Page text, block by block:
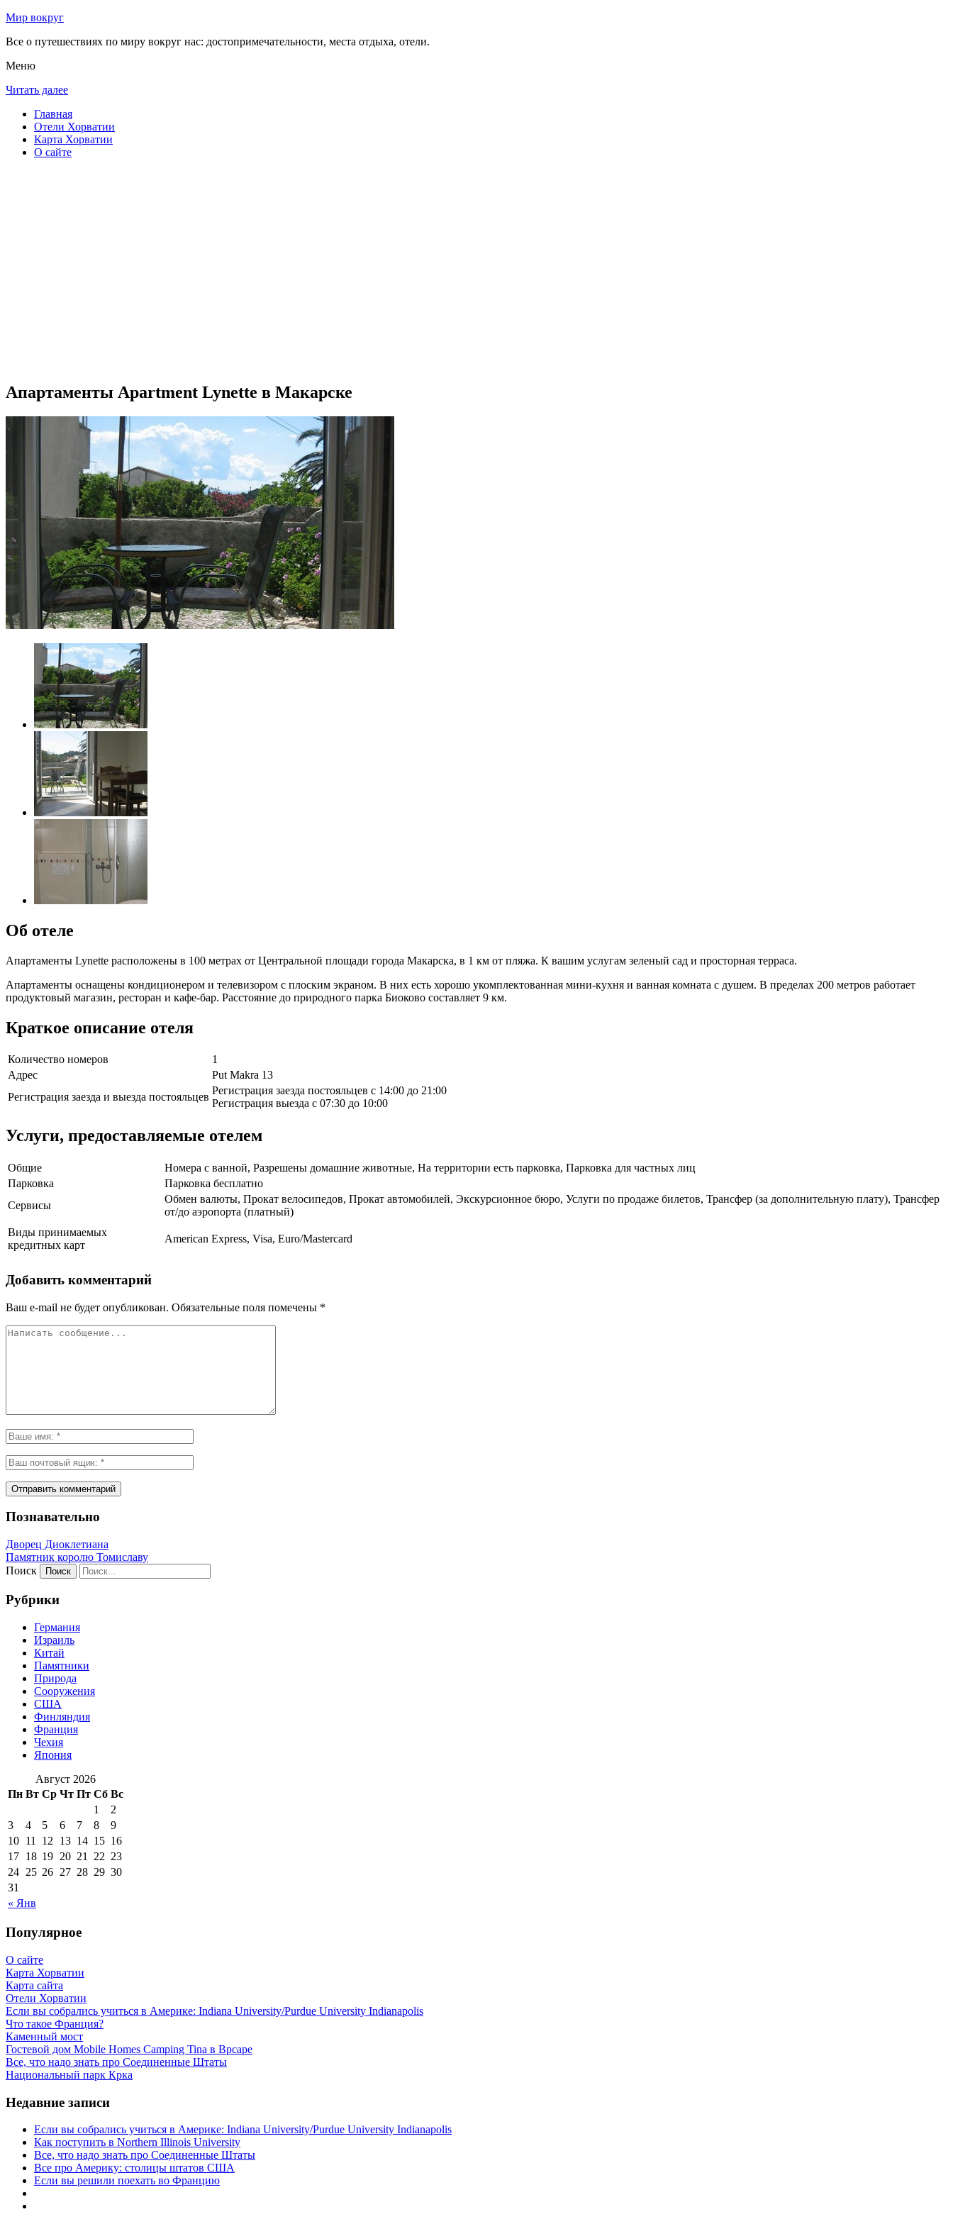
Мир вокруг
Все о путешествиях по миру вокруг нас: достопримечательности, места отдыха, отели.
Меню
Читать далее
Главная
Отели Хорватии
Карта Хорватии
О сайте
Апартаменты Apartment Lynette в Макарске
Об отеле
Апартаменты Lynette расположены в 100 метрах от Центральной площади города Макарска, в 1 км от пляжа. К вашим услугам зеленый сад и просторная терраса.
Апартаменты оснащены кондиционером и телевизором с плоским экраном. В них есть хорошо укомплектованная мини-кухня и ванная комната с душем. В пределах 200 метров работает
продуктовый магазин, ресторан и кафе-бар. Расстояние до природного парка Биоково составляет 9 км.
Краткое описание отеля
Количество номеров
1
Адрес
Put Makra 13
Регистрация заезда и выезда постояльцев
Регистрация заезда постояльцев с 14:00 до 21:00
Регистрация выезда с 07:30 до 10:00
Услуги, предоставляемые отелем
Общие
Номера с ванной, Разрешены домашние животные, На территории есть парковка, Парковка для частных лиц
Парковка
Парковка бесплатно
Сервисы
Обмен валюты, Прокат велосипедов, Прокат автомобилей, Экскурсионное бюро, Услуги по продаже билетов, Трансфер (за дополнительную плату), Трансфер
от/до аэропорта (платный)
Виды принимаемых
кредитных карт
American Express, Visa, Euro/Mastercard
Добавить комментарий
Ваш e-mail не будет опубликован. Обязательные поля помечены *
Познавательно
Дворец Диоклетиана
Памятник королю Томиславу
Поиск
Рубрики
Германия
Израиль
Китай
Памятники
Природа
Сооружения
США
Финляндия
Франция
Чехия
Япония
Август 2026
Пн Вт Ср Чт Пт Сб Вс
« Янв
1
2
3
4 5 6 7 8
9
10 11 12 13 14 15 16
17 18 19 20 21 22 23
24 25 26 27 28 29 30
31
Популярное
О сайте
Карта Хорватии
Карта сайта
Отели Хорватии
Если вы собрались учиться в Америке: Indiana University/Purdue University Indianapolis
Что такое Франция?
Каменный мост
Гостевой дом Mobile Homes Camping Tina в Врсаре
Все, что надо знать про Соединенные Штаты
Национальный парк Крка
Недавние записи
Если вы собрались учиться в Америке: Indiana University/Purdue University Indianapolis
Как поступить в Northern Illinois University
Все, что надо знать про Соединенные Штаты
Все про Америку: столицы штатов США
Если вы решили поехать во Францию